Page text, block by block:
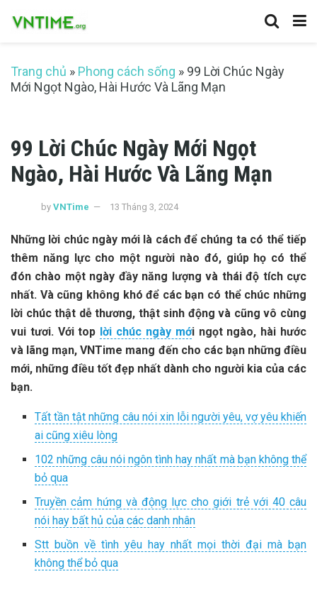
Trang chủ » Phong cách sống » 99 Lời Chúc Ngày
Mới Ngọt Ngào, Hài Hước Và Lãng Mạn
99 Lời Chúc Ngày Mới Ngọt
Ngào, Hài Hước Và Lãng Mạn
by VNTime 13 Tháng 3, 2024
Những lời chúc ngày mới là cách để chúng ta có thể tiếp
thêm năng lực cho một người nào đó, giúp họ có thể
đón chào một ngày đầy năng lượng và thái độ tích cực
nhất. Và cũng không khó để các bạn có thể chúc những
lời chúc thật dễ thương, thật sinh động và cũng vô cùng
vui tươi. Với top lời chúc ngày mới ngọt ngào, hài hước
và lãng mạn, VNTime mang đến cho các bạn những điều
mới, những điều tốt đẹp nhất dành cho người kia của các
bạn.
Tất tần tật những câu nói xin lỗi người yêu, vợ yêu khiến
ai cũng xiêu lòng
102 những câu nói ngôn tình hay nhất mà bạn không thể
bỏ qua
Truyền cảm hứng và động lực cho giới trẻ với 40 câu
nói hay bất hủ của các danh nhân
Stt buồn về tình yêu hay nhất mọi thời đại mà bạn
không thể bỏ qua